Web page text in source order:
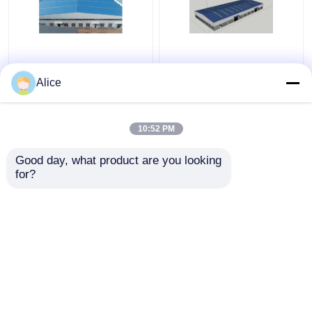
Costruzioni d'acciaio
prefabbricate
industriali del
ODM prefabbricato
struttura d'acciaio
Alice
10:52 PM
Good day, what product are you looking
for?